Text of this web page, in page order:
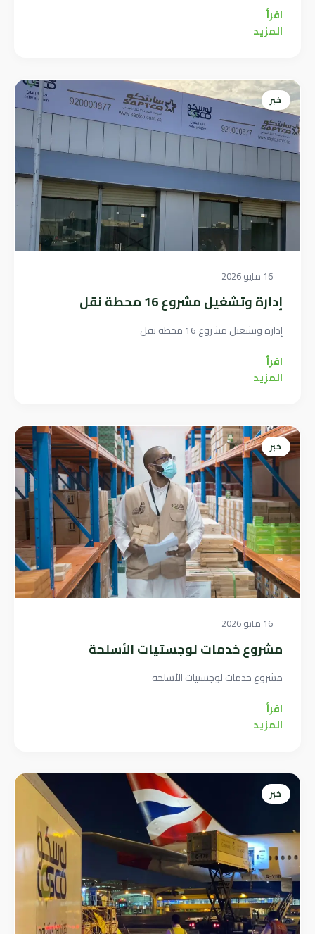
اقرأ
المزيد
خبر
16 مايو 2026
إدارة وتشغيل مشروع 16 محطة نقل
إدارة وتشغيل مشروع 16 محطة نقل
اقرأ
المزيد
خبر
16 مايو 2026
مشروع خدمات لوجستيات الأسلحة
مشروع خدمات لوجستيات الأسلحة
اقرأ
المزيد
خبر